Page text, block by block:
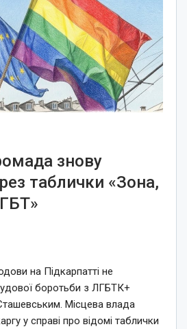
знову
таблички «Зона,
на Підкарпатті не
боротьби з ЛГБТК+
Місцева влада
у справі про відомі таблички